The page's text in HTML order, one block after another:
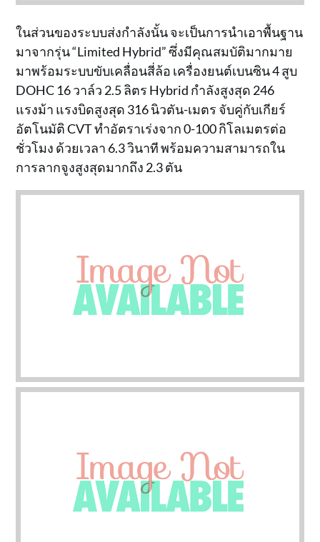
ในส่วนของระบบส่งกำลังนั้น จะเป็นการนำเอาพื้นฐาน
มาจากรุ่น “Limited Hybrid” ซึ่งมีคุณสมบัติมากมาย
มาพร้อมระบบขับเคลื่อนสี่ล้อ เครื่องยนต์เบนซิน 4 สูบ
DOHC 16 วาล์ว 2.5 ลิตร Hybrid กำลังสูงสุด 246
แรงม้า แรงบิดสูงสุด 316 นิวตัน-เมตร จับคู่กับเกียร์
อัตโนมัติ CVT ทำอัตราเร่งจาก 0-100 กิโลเมตรต่อ
ชั่วโมง ด้วยเวลา 6.3 วินาที พร้อมความสามารถใน
การลากจูงสูงสุดมากถึง 2.3 ตัน